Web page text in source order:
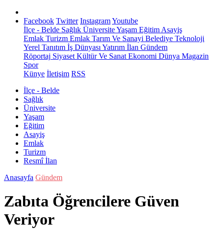
Facebook Twitter InstagramYoutube
İlçe - Belde Sağlık ÜniversiteYaşam Eğitim Asayiş
Emlak Turizm Emlak Tarım Ve Sanayi Belediye Teknoloji
Yerel Tanıtım İş Dünyası Yatırım İlan Gündem
Röportaj Siyaset Kültür Ve Sanat Ekonomi Dünya Magazin
Spor
Künye İletişim RSS
İlçe - Belde
Sağlık
Üniversite
Yaşam
Eğitim
Asayiş
Emlak
Turizm
Resmî İlan
Anasayfa Gündem
Zabıta Öğrencilere Güven
Veriyor